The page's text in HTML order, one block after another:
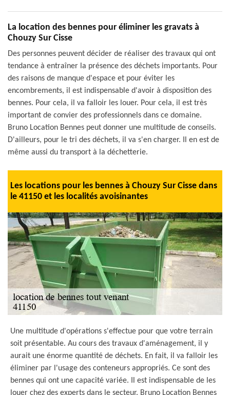
La location des bennes pour éliminer les gravats à
Chouzy Sur Cisse
Des personnes peuvent décider de réaliser des travaux qui ont
tendance à entraîner la présence des déchets importants. Pour
des raisons de manque d'espace et pour éviter les
encombrements, il est indispensable d'avoir à disposition des
bennes. Pour cela, il va falloir les louer. Pour cela, il est très
important de convier des professionnels dans ce domaine.
Bruno Location Bennes peut donner une multitude de conseils.
D'ailleurs, pour le tri des déchets, il va s'en charger. Il en est de
même aussi du transport à la déchetterie.
Les locations pour les bennes à Chouzy Sur Cisse dans
le 41150 et les localités avoisinantes
Une multitude d'opérations s'effectue pour que votre terrain
soit présentable. Au cours des travaux d'aménagement, il y
aurait une énorme quantité de déchets. En fait, il va falloir les
éliminer par l'usage des conteneurs appropriés. Ce sont des
bennes qui ont une capacité variée. Il est indispensable de les
louer chez des experts dans le secteur. Bruno Location Bennes